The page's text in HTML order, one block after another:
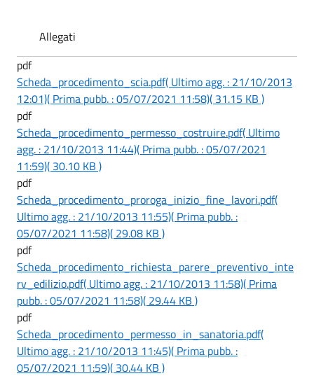
Allegati
pdf
Scheda_procedimento_scia.pdf( Ultimo agg. : 21/10/2013
12:01)( Prima pubb. : 05/07/2021 11:58)( 31.15 KB )
pdf
Scheda_procedimento_permesso_costruire.pdf( Ultimo
agg. : 21/10/2013 11:44)( Prima pubb. : 05/07/2021
11:59)( 30.10 KB )
pdf
Scheda_procedimento_proroga_inizio_fine_lavori.pdf(
Ultimo agg. : 21/10/2013 11:55)( Prima pubb. :
05/07/2021 11:58)( 29.08 KB )
pdf
Scheda_procedimento_richiesta_parere_preventivo_inte
rv_edilizio.pdf( Ultimo agg. : 21/10/2013 11:58)( Prima
pubb. : 05/07/2021 11:58)( 29.44 KB )
pdf
Scheda_procedimento_permesso_in_sanatoria.pdf(
Ultimo agg. : 21/10/2013 11:45)( Prima pubb. :
05/07/2021 11:59)( 30.44 KB )